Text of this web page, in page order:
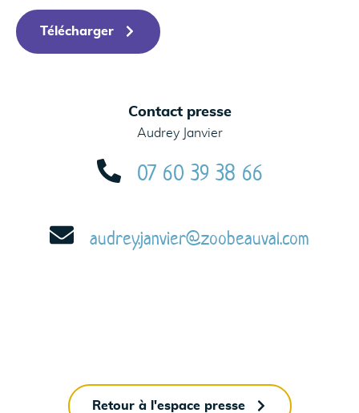
Télécharger
Contact presse
Audrey Janvier
07 60 39 38 66
audrey.janvier@zoobeauval.com
Retour à l'espace presse